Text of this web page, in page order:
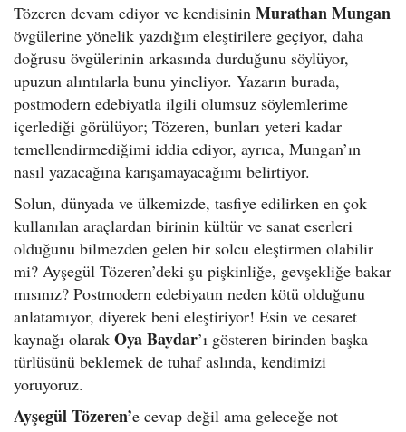
Tözeren devam ediyor ve kendisinin Murathan Mungan
övgülerine yönelik yazdığım eleştirilere geçiyor, daha
doğrusu övgülerinin arkasında durduğunu söylüyor,
upuzun alıntılarla bunu yineliyor. Yazarın burada,
postmodern edebiyatla ilgili olumsuz söylemlerime
içerlediği görülüyor; Tözeren, bunları yeteri kadar
temellendirmediğimi iddia ediyor, ayrıca, Mungan’ın
nasıl yazacağına karışamayacağımı belirtiyor.
Solun, dünyada ve ülkemizde, tasfiye edilirken en çok
kullanılan araçlardan birinin kültür ve sanat eserleri
olduğunu bilmezden gelen bir solcu eleştirmen olabilir
mi? Ayşegül Tözeren’deki şu pişkinliğe, gevşekliğe bakar
mısınız? Postmodern edebiyatın neden kötü olduğunu
anlatamıyor, diyerek beni eleştiriyor! Esin ve cesaret
kaynağı olarak Oya Baydar’ı gösteren birinden başka
türlüsünü beklemek de tuhaf aslında, kendimizi
yoruyoruz.
Ayşegül Tözeren’e cevap değil ama geleceğe not